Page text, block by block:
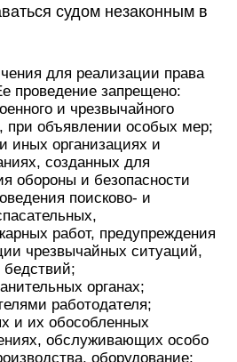
судом незаконным в
для реализации права
проведение запрещено:
и чрезвычайного
при объявлении особых мер;
иных организациях и
созданных для
обороны и безопасности
поисково- и
работ, предупреждения
чрезвычайных ситуаций,
органах;
работодателя;
и их обособленных
обслуживающих особо
оборудование;